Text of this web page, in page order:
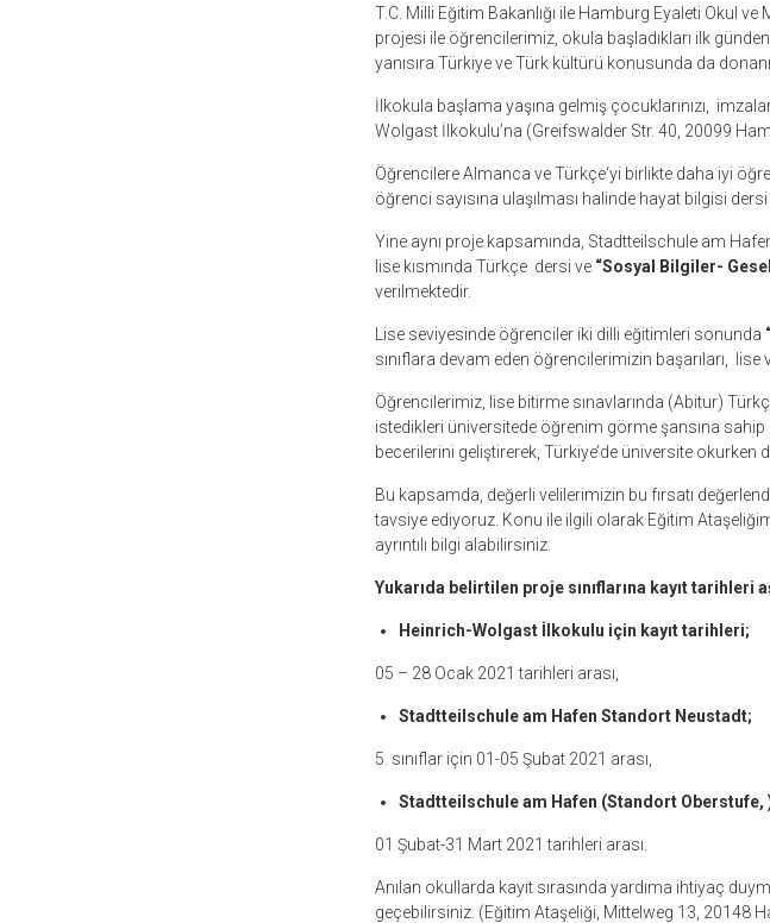
T.C. Milli Eğitim Bakanlığı ile Hamburg Eyaleti Okul
projesi ile öğrencilerimiz, okula başladıkları ilk
yanısıra Türkiye ve Türk kültürü konusunda da
İlkokula başlama yaşına gelmiş çocuklarınızı,
Wolgast İlkokulu’na (Greifswalder Str. 40, 20099
Öğrencilere Almanca ve Türkçe‘yi birlikte daha iyi
öğrenci sayısına ulaşılması halinde hayat bilgisi
Yine aynı proje kapsamında, Stadtteilschule am
lise kısmında Türkçe dersi ve “Sosyal Bilgiler-
verilmektedir.
Lise seviyesinde öğrenciler iki dilli eğitimleri sonunda
sınıflara devam eden öğrencilerimizin başarıları,
Öğrencilerimiz, lise bitirme sınavlarında (Abitur)
istedikleri üniversitede öğrenim görme şansına sahip
becerilerini geliştirerek, Türkiye’de üniversite okurken
Bu kapsamda, değerli velilerimizin bu fırsatı
tavsiye ediyoruz. Konu ile ilgili olarak Eğitim
ayrıntılı bilgi alabilirsiniz.
Yukarıda belirtilen proje sınıflarına kayıt tarihleri
Heinrich-Wolgast İlkokulu için kayıt tarihleri;
05 – 28 Ocak 2021 tarihleri arası,
Stadtteilschule am Hafen Standort Neustadt;
5. sınıflar için 01-05 Şubat 2021 arası,
Stadtteilschule am Hafen (Standort Oberstufe,
01 Şubat-31 Mart 2021 tarihleri arası.
Anılan okullarda kayıt sırasında yardıma ihtiyaç
geçebilirsiniz. (Eğitim Ataşeliği, Mittelweg 13, 20148